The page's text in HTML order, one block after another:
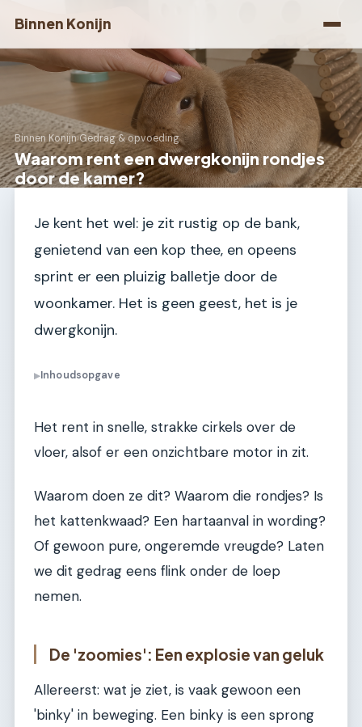
Binnen Konijn
Binnen Konijn›Gedrag & opvoeding
Waarom rent een dwergkonijn rondjes
door de kamer?
Je kent het wel: je zit rustig op de bank,
genietend van een kop thee, en opeens
sprint er een pluizig balletje door de
woonkamer. Het is geen geest, het is je
dwergkonijn.
▶Inhoudsopgave
Het rent in snelle, strakke cirkels over de
vloer, alsof er een onzichtbare motor in zit.
Waarom doen ze dit? Waarom die rondjes? Is
het kattenkwaad? Een hartaanval in wording?
Of gewoon pure, ongeremde vreugde? Laten
we dit gedrag eens flink onder de loep
nemen.
De 'zoomies': Een explosie van geluk
Allereerst: wat je ziet, is vaak gewoon een
'binky' in beweging. Een binky is een sprong